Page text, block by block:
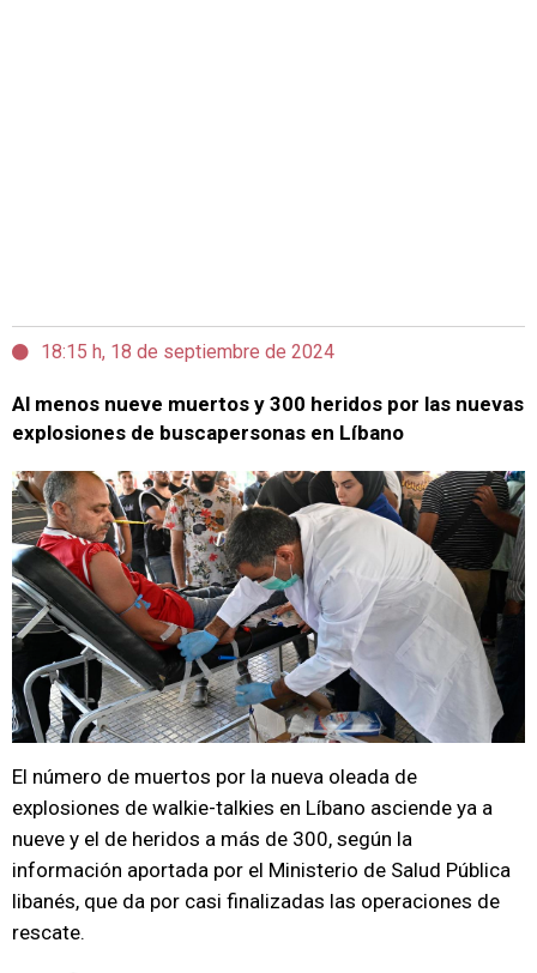
18:15 h, 18 de septiembre de 2024
Al menos nueve muertos y 300 heridos por las nuevas
explosiones de buscapersonas en Líbano
El número de muertos por la nueva oleada de
explosiones de walkie-talkies en Líbano asciende ya a
nueve y el de heridos a más de 300, según la
información aportada por el Ministerio de Salud Pública
libanés, que da por casi finalizadas las operaciones de
rescate.